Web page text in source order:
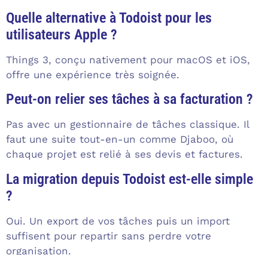
Quelle alternative à Todoist pour les
utilisateurs Apple ?
Things 3, conçu nativement pour macOS et iOS,
offre une expérience très soignée.
Peut-on relier ses tâches à sa facturation ?
Pas avec un gestionnaire de tâches classique. Il
faut une suite tout-en-un comme Djaboo, où
chaque projet est relié à ses devis et factures.
La migration depuis Todoist est-elle simple
?
Oui. Un export de vos tâches puis un import
suffisent pour repartir sans perdre votre
organisation.